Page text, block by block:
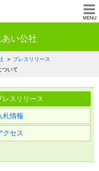
MENU
団法人石川
い公社
プレスリリース
ついて
レスリリース
札情報
クセス